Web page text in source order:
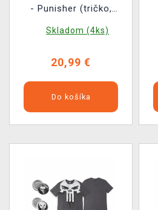
- Punisher (tričko,
ponožky) (veľkosť XL)
Skladom (4ks)
20,99 €
Do košíka